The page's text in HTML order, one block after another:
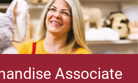
Associate